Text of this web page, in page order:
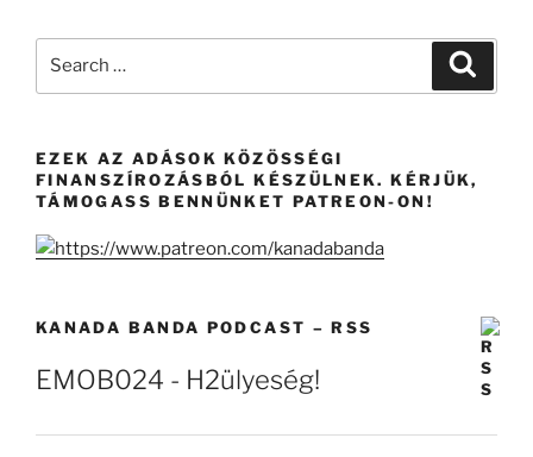
EZEK AZ ADÁSOK KÖZÖSSÉGI
FINANSZÍROZÁSBÓL KÉSZÜLNEK. KÉRJÜK,
TÁMOGASS BENNÜNKET PATREON-ON!
KANADA BANDA PODCAST – RSS
EMOB024 - H2ülyeség!